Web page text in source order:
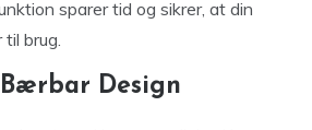
sparer tid og sikrer, at din
brug.
Design